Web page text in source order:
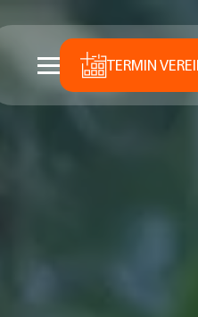
TERMIN